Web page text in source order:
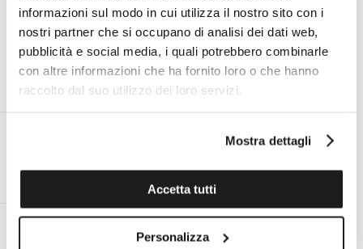
informazioni sul modo in cui utilizza il nostro sito con i
nostri partner che si occupano di analisi dei dati web,
pubblicità e social media, i quali potrebbero combinarle
con altre informazioni che ha fornito loro o che hanno
raccolto dal suo utilizzo dei loro servizi.
Mostra dettagli
Accetta tutti
Personalizza
ESPERTO PERSONALE ON
DEMAND AL TUO SERVIZIO
ASSISTENZA TECNICA UFFICIALE
PER TUTTE LE MARCHE
RESO ENTRO 14 GIORNI DALLA
PER ORDINI SUPERIORI A €99